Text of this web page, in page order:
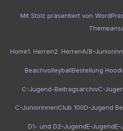
Mit Stolz präsentiert von
Home1. Herren2. HerrenA/B-
BeachvolleyballBestellung
C-Jugend-BeitragsarchivC-
C-JuniorinnenClub 100D-Jugend
D1- und D2-JugendE-JugendE-